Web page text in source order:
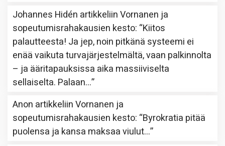
Johannes Hidén artikkeliinVornanen ja
sopeutumisrahakausien kesto: “Kiitos
palautteesta! Ja jep, noin pitkänä systeemi ei
enää vaikuta turvajärjestelmältä, vaan palkinnolta
– ja ääritapauksissa aika massiiviselta
sellaiselta. Palaan…”
Anon artikkeliinVornanen ja
sopeutumisrahakausien kesto: “Byrokratia pitää
puolensa ja kansa maksaa viulut…”